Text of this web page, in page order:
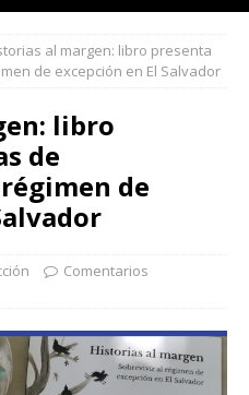
al margen: libro presenta
de excepción en El Salvador
libro
de
de
Comentarios